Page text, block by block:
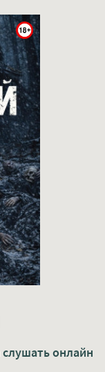
слушать онлайн